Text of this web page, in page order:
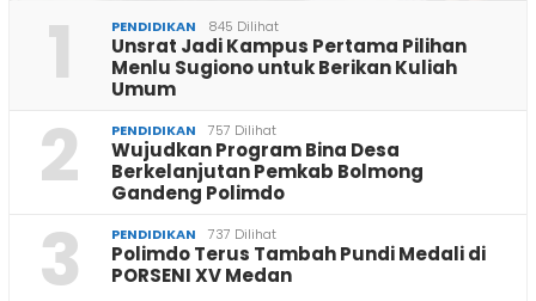
1 PENDIDIKAN 845 Dilihat
Unsrat Jadi Kampus Pertama Pilihan
Menlu Sugiono untuk Berikan Kuliah
Umum
2 PENDIDIKAN 757 Dilihat
Wujudkan Program Bina Desa
Berkelanjutan Pemkab Bolmong
Gandeng Polimdo
3 PENDIDIKAN 737 Dilihat
Polimdo Terus Tambah Pundi Medali di
PORSENI XV Medan